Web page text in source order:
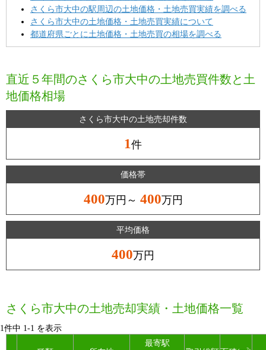
さくら市大中の駅周辺の土地価格・土地売買実績を調べる
さくら市大中の土地価格・土地売買実績について
都道府県ごとに土地価格・土地売買の相場を調べる
直近５年間のさくら市大中の土地売買件数と土
地価格相場
さくら市大中の土地売却件数
1件
価格帯
400万円～ 400万円
平均価格
400万円
さくら市大中の土地売却実績・土地価格一覧
1件中 1-1 を表示
最寄駅